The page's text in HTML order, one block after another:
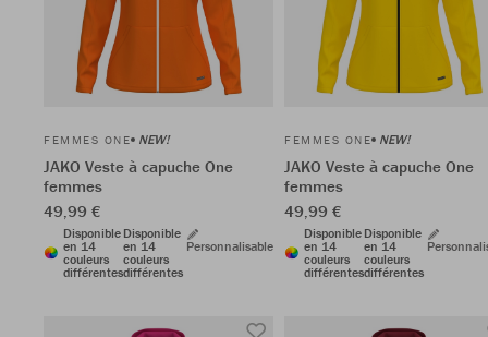
FEMMES ONE NEW!
JAKO Veste à capuche One
femmes
49,99 €
Disponible
en 14
couleurs
différentes
Disponible
en 14
couleurs
différentes
Personnalisable
FEMMES ONE NEW!
JAKO Veste à capuche One
femmes
49,99 €
Disponible
en 14
couleurs
différentes
Disponible
en 14
couleurs
différentes